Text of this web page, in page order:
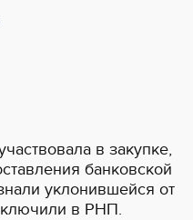
в закупке,
банковской
уклонившейся от
в РНП.